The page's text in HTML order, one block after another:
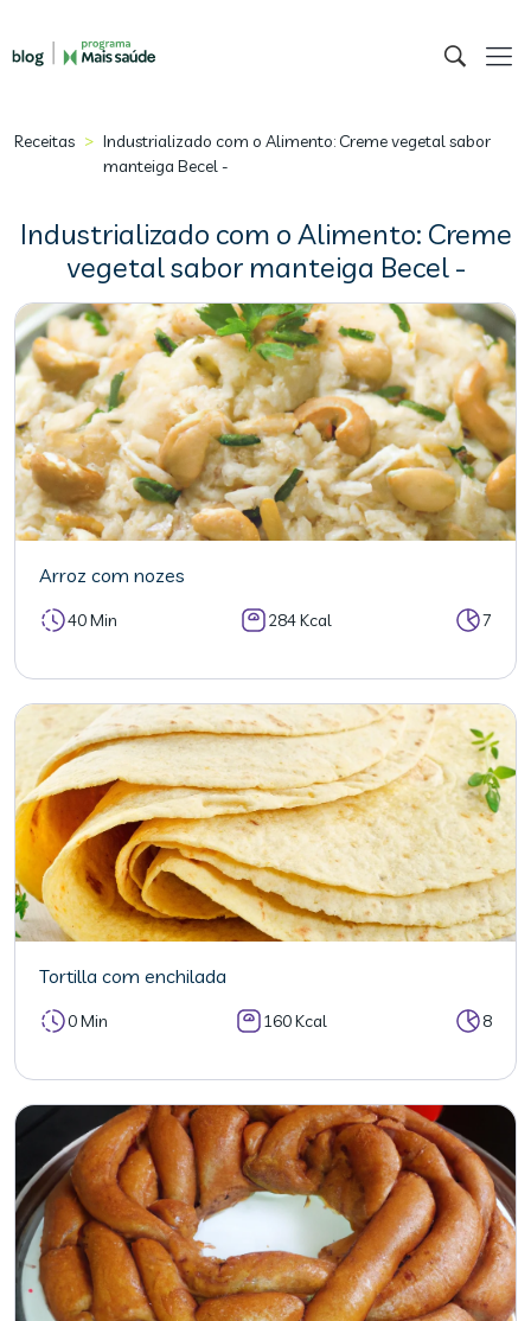
Receitas > Industrializado com o Alimento: Creme vegetal sabor
manteiga Becel -
Industrializado com o Alimento: Creme
vegetal sabor manteiga Becel -
Arroz com nozes
40 Min 284 Kcal 7
Tortilla com enchilada
0 Min 160 Kcal 8